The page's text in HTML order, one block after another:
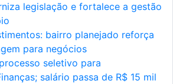
legislação e fortalece a gestão
bairro planejado reforça
para negócios
seletivo para
salário passa de R$ 15 mil